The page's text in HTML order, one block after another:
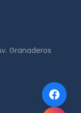
Granaderos